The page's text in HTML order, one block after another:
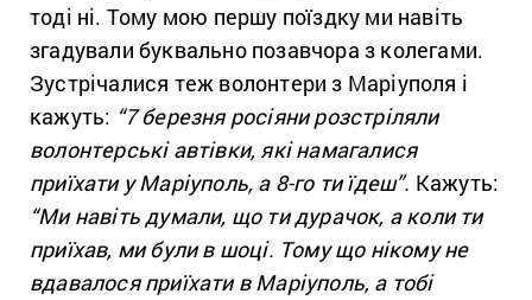
тоді ні. Тому мою першу поїздку ми навіть
згадували буквально позавчора з колегами.
Зустрічалися теж волонтери з Маріуполя і
кажуть: “7 березня росіяни розстріляли
волонтерські автівки, які намагалися
приїхати у Маріуполь, а 8-го ти їдеш”. Кажуть:
“Ми навіть думали, що ти дурачок, а коли ти
приїхав, ми були в шоці. Тому що нікому не
вдавалося приїхати в Маріуполь, а тобі